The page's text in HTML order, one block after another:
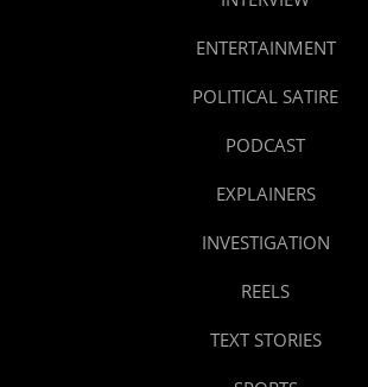
ENTERTAINMENT
POLITICAL SATIRE
PODCAST
EXPLAINERS
INVESTIGATION
REELS
TEXT STORIES